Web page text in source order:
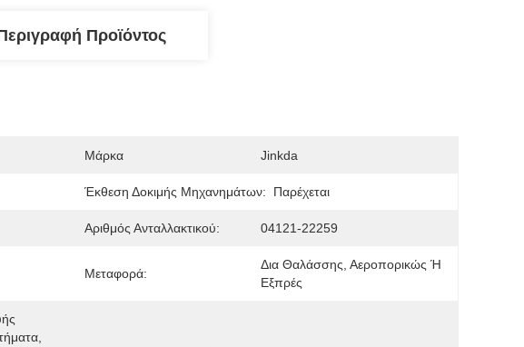
Προϊόντος
Μάρκα Jinkda
Έκθεση Δοκιμής Μηχανημάτων: Παρέχεται
Αριθμός Ανταλλακτικού: 04121-22259
Μεταφορά:
Δια Θαλάσσης, Αεροπορικώς Ή
Εξπρές